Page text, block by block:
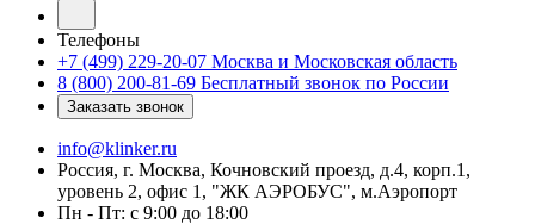
Телефоны
+7 (499) 229-20-07 Москва и Московская область
8 (800) 200-81-69 Бесплатный звонок по России
Заказать звонок
info@klinker.ru
Россия, г. Москва, Кочновский проезд, д.4, корп.1,
уровень 2, офис 1, "ЖК АЭРОБУС", м.Аэропорт
Пн - Пт: с 9:00 до 18:00